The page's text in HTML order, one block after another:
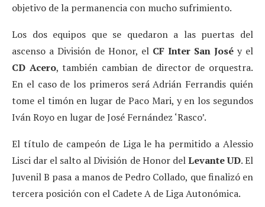
objetivo de la permanencia con mucho sufrimiento.
Los dos equipos que se quedaron a las puertas del
ascenso a División de Honor, el CF Inter San José y el
CD Acero, también cambian de director de orquestra.
En el caso de los primeros será Adrián Ferrandis quién
tome el timón en lugar de Paco Mari, y en los segundos
Iván Royo en lugar de José Fernández ‘Rasco’.
El título de campeón de Liga le ha permitido a Alessio
Lisci dar el salto al División de Honor delLevante UD. El
Juvenil B pasa a manos de Pedro Collado, que finalizó en
tercera posición con el Cadete A de Liga Autonómica.